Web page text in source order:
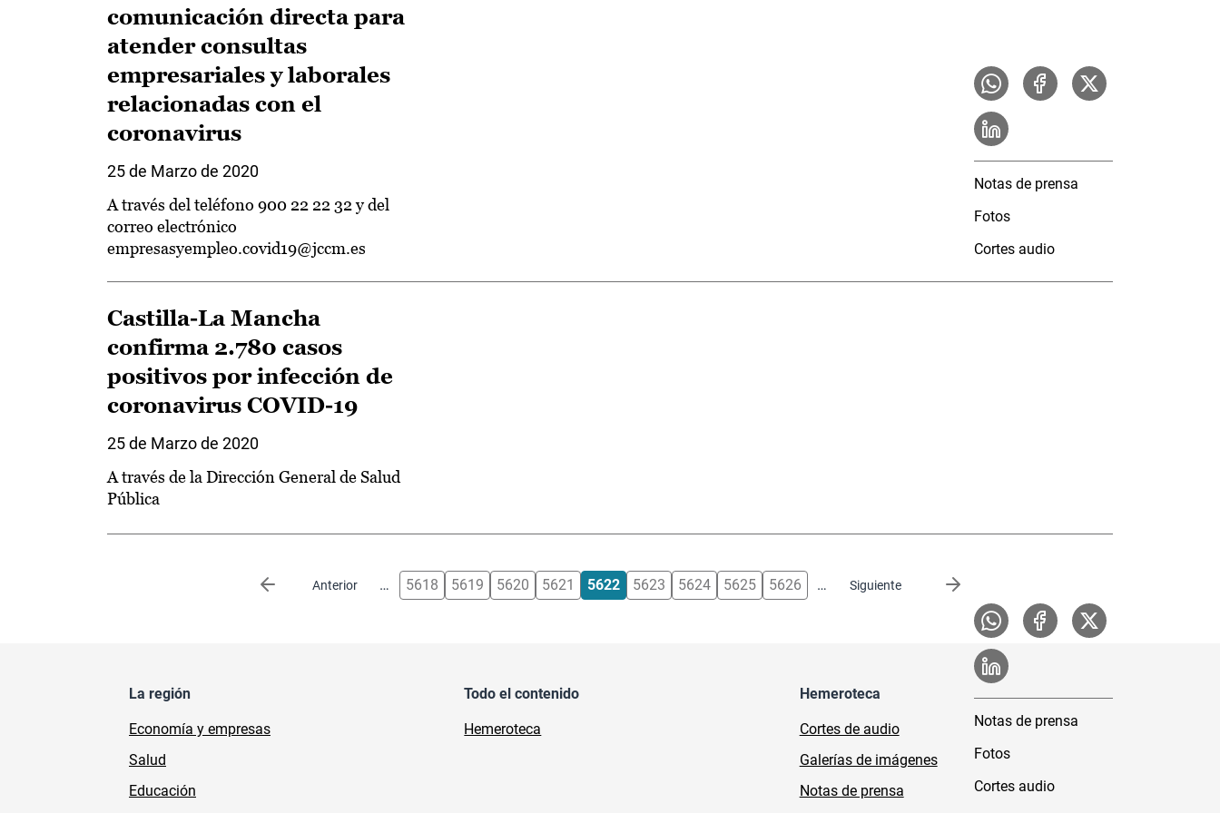
comunicación directa para
atender consultas
empresariales y laborales
relacionadas con el
coronavirus
25 de Marzo de 2020
A través del teléfono 900 22 22 32 y del
correo electrónico
empresasyempleo.covid19@jccm.es
Notas de prensa
Fotos
Cortes audio
Castilla-La Mancha
confirma 2.780 casos
positivos por infección de
coronavirus COVID-19
25 de Marzo de 2020
A través de la Dirección General de Salud
Pública
Notas de prensa
Fotos
Cortes audio
Anterior
Página anterior … 5618 5619 5620 5621 5622 5623 5624 5625 5626 … Siguiente
Siguiente página
La región
Economía y empresas
Salud
Educación
Todo el contenido
Hemeroteca
Hemeroteca
Cortes de audio
Galerías de imágenes
Notas de prensa